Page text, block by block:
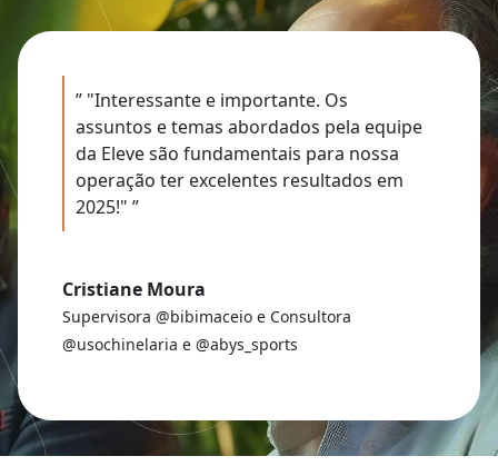
” "Interessante e importante. Os
assuntos e temas abordados pela equipe
da Eleve são fundamentais para nossa
operação ter excelentes resultados em
2025!" ”
Cristiane Moura
Supervisora @bibimaceio e Consultora
@usochinelaria e @abys_sports